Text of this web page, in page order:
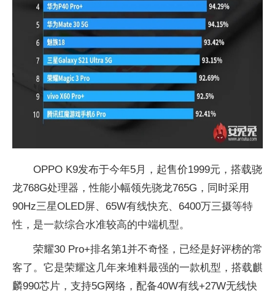
OPPO K9发布于今年5月，起售价1999元，搭载骁
龙768G处理器，性能小幅领先骁龙765G，同时采用
90Hz三星OLED屏、65W有线快充、6400万三摄等特
性，是一款综合水准较高的中端机型。
荣耀30 Pro+排名第1并不奇怪，已经是好评榜的常
客了。它是荣耀这几年来堆料最强的一款机型，搭载麒
麟990芯片，支持5G网络，配备40W有线+27W无线快